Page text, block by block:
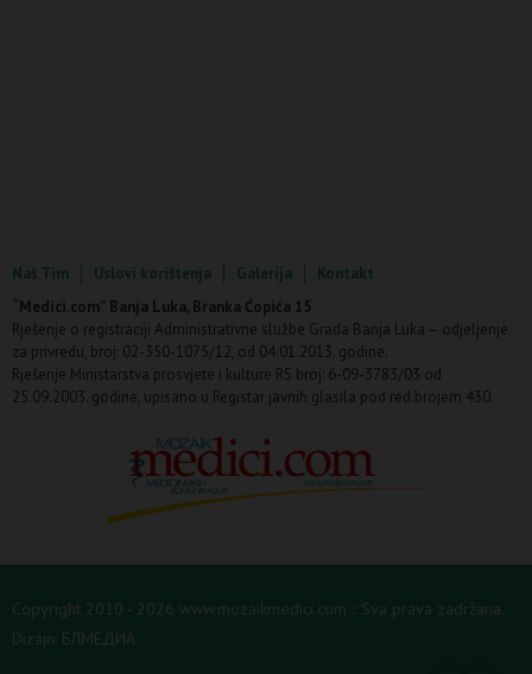
Naš Tim Uslovi korištenja Galerija
Kontakt
“Medici.com” Banja Luka, Branka Ćopića 15
Rješenje o registraciji Administrativne službe Grada Banja Luka – odjeljenje
za privredu, broj: 02-350-1075/12, od 04.01.2013. godine.
Rješenje Ministarstva prosvjete i kulture RS broj: 6-09-3783/03 od
25.09.2003. godine, upisano u Registar javnih glasila pod red.brojem 430.
Copyright 2010 - 2026 www.mozaikmedici.com :: Sva prava zadržana.
Dizajn: БЛМЕДИА